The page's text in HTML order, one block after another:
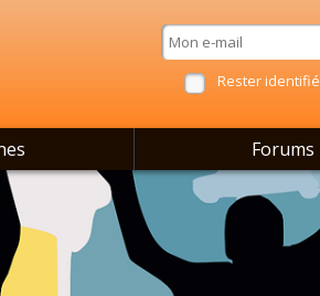
Rester identifié
Forums